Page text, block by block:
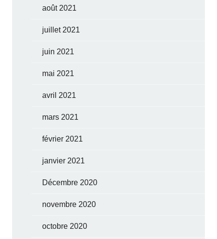
août 2021
juillet 2021
juin 2021
mai 2021
avril 2021
mars 2021
février 2021
janvier 2021
Décembre 2020
novembre 2020
octobre 2020